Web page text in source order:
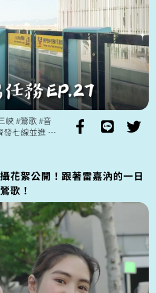
花絮公開！跟著雷嘉汭的一日
歌！